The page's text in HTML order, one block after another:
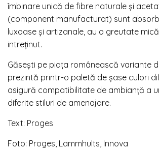
îmbinare unică de fibre naturale și
(component manufacturat) sunt
luxoase şi artizanale, au o greutate
intreţinut.
Găsești pe piața românească variante
prezintă printr-o paletă de şase culori
asigură compatibilitate de ambianţă a
diferite stiluri de amenajare.
Text: Proges
Foto: Proges, Lammhults, Innova